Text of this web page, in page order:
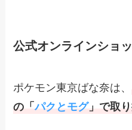
公式オンラインショ
ポケモン東京ばな奈は、
の「パクとモグ」で取